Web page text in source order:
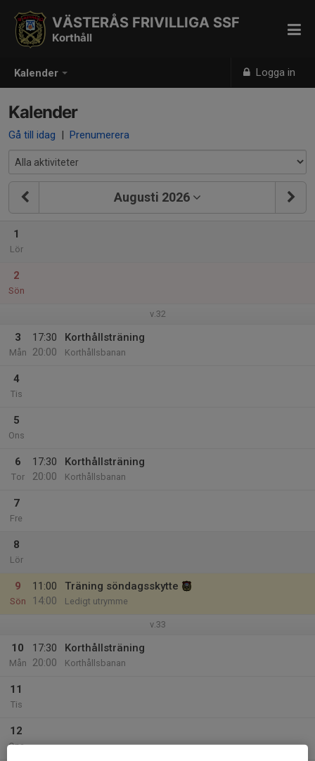
Kalender Logga in
VÄSTERÅS FRIVILLIGA SSF
Korthåll
Kalender
Gå till idag | Prenumerera
Augusti 2026
1
Lör
2
Sön
v.32
3
Mån
17:30
20:00
Korthållsträning
Korthållsbanan
4
Tis
5
Ons
6
Tor
17:30
20:00
Korthållsträning
Korthållsbanan
7
Fre
8
Lör
9
Sön
11:00
14:00
Träning söndagsskytte
Ledigt utrymme
v.33
10
Mån
17:30
20:00
Korthållsträning
Korthållsbanan
11
Tis
12
Ons